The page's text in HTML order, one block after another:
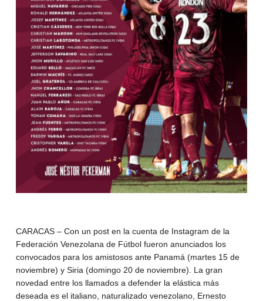
CARACAS – Con un post en la cuenta de Instagram de la
Federación Venezolana de Fútbol fueron anunciados los
convocados para los amistosos ante Panamá (martes 15 de
noviembre) y Siria (domingo 20 de noviembre). La gran
novedad entre los llamados a defender la elástica más
deseada es el italiano, naturalizado venezolano, Ernesto